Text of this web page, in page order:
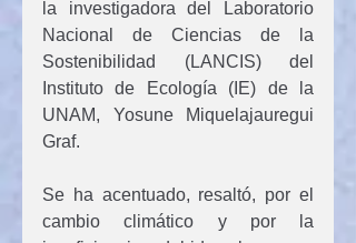
la investigadora del Laboratorio
Nacional de Ciencias de la
Sostenibilidad (LANCIS) del
Instituto de Ecología (IE) de la
UNAM, Yosune Miquelajauregui
Graf.
Se ha acentuado, resaltó, por el
cambio climático y por la